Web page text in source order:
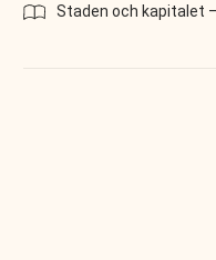
Staden och kapitalet